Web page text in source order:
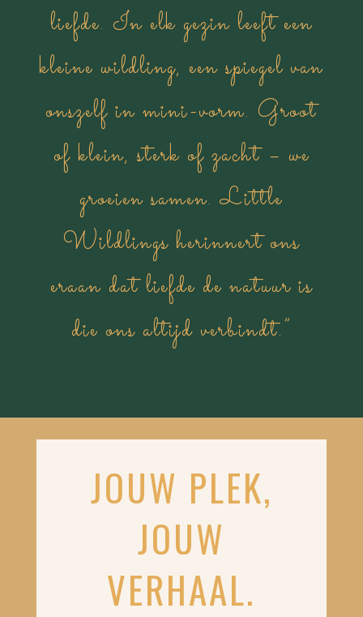
liefde. In elk gezin leeft een
kleine wildling, een spiegel van
onszelf in mini-vorm. Groot
of klein, sterk of zacht – we
groeien samen. Little
Wildlings herinnert ons
eraan dat liefde de natuur is
die ons altijd verbindt.”
JOUW PLEK,
JOUW
VERHAAL.